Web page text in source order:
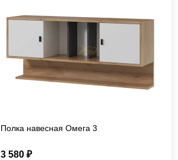
Полка навесная Омега 3
3 580 ₽